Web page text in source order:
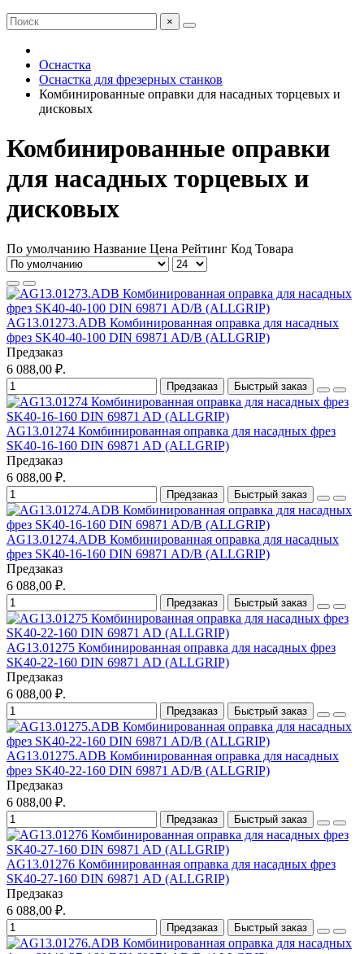
×
Оснастка
Оснастка для фрезерных станков
Комбинированные оправки для насадных торцевых и
дисковых
Комбинированные оправки
для насадных торцевых и
дисковых
По умолчанию Название Цена Рейтинг Код Товара
AG13.01273.ADB Комбинированная оправка для насадных
фрез SK40-40-100 DIN 69871 AD/B (ALLGRIP)
Предзаказ
6 088,00 ₽.
Предзаказ Быстрый заказ
AG13.01274 Комбинированная оправка для насадных фрез
SK40-16-160 DIN 69871 AD (ALLGRIP)
Предзаказ
6 088,00 ₽.
Предзаказ Быстрый заказ
AG13.01274.ADB Комбинированная оправка для насадных
фрез SK40-16-160 DIN 69871 AD/B (ALLGRIP)
Предзаказ
6 088,00 ₽.
Предзаказ Быстрый заказ
AG13.01275 Комбинированная оправка для насадных фрез
SK40-22-160 DIN 69871 AD (ALLGRIP)
Предзаказ
6 088,00 ₽.
Предзаказ Быстрый заказ
AG13.01275.ADB Комбинированная оправка для насадных
фрез SK40-22-160 DIN 69871 AD/B (ALLGRIP)
Предзаказ
6 088,00 ₽.
Предзаказ Быстрый заказ
AG13.01276 Комбинированная оправка для насадных фрез
SK40-27-160 DIN 69871 AD (ALLGRIP)
Предзаказ
6 088,00 ₽.
Предзаказ Быстрый заказ